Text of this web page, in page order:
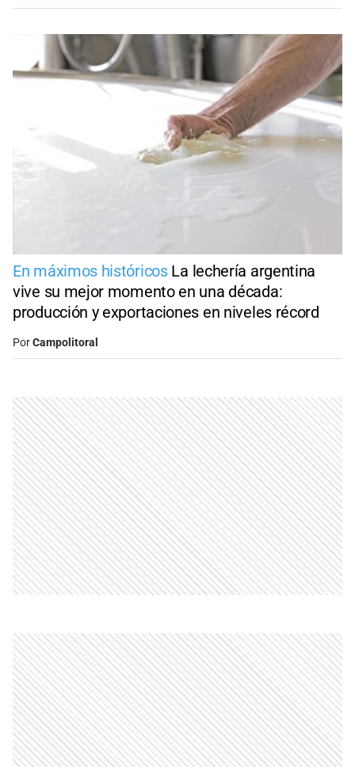
En máximos históricos La lechería argentina
vive su mejor momento en una década:
producción y exportaciones en niveles récord
PorCampolitoral